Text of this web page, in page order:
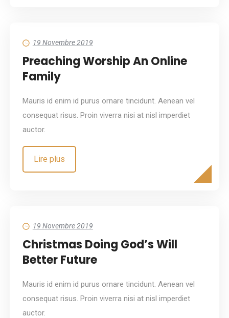
19 Novembre 2019
Preaching Worship An Online
Family
Mauris id enim id purus ornare tincidunt. Aenean vel
consequat risus. Proin viverra nisi at nisl imperdiet
auctor.
Lire plus
19 Novembre 2019
Christmas Doing God’s Will
Better Future
Mauris id enim id purus ornare tincidunt. Aenean vel
consequat risus. Proin viverra nisi at nisl imperdiet
auctor.